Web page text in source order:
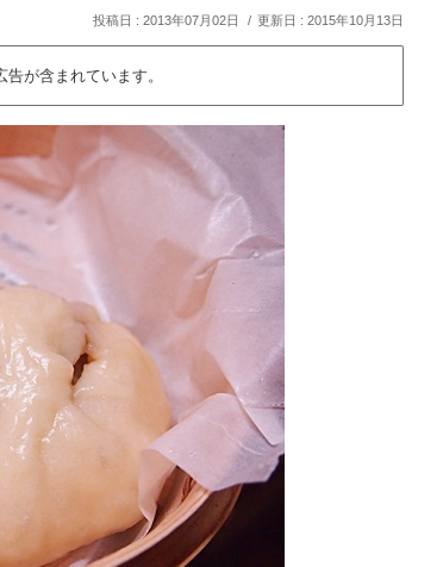
2013年07月02日 2015年10月13日
告が含まれています。